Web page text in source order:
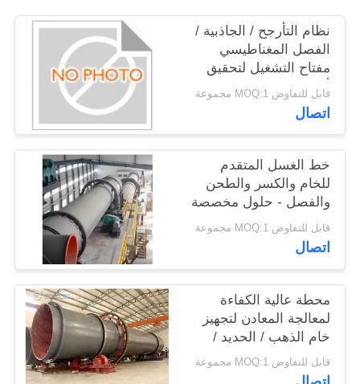
أخبار
اطلب
اقتباس
خريطة
الموقع
سياسة
الخصوصية
نظام التأرجح / الجاذبية /
الفصل المغناطيسي
مفتاح التشغيل لتحقيق
أقصى معدل استرداد
قابل للتفاوض MOQ:1 مجموعة
اتصال
خط الغسل المتقدم
للخام والكسر والطحن
والفصل - حلول مخصصة
قابل للتفاوض MOQ:1 مجموعة
اتصال
محطة عالية الكفاءة
لمعالجة المعادن لتجهيز
خام الذهب / الحديد /
النحاس
قابل للتفاوض MOQ:1 مجموعة